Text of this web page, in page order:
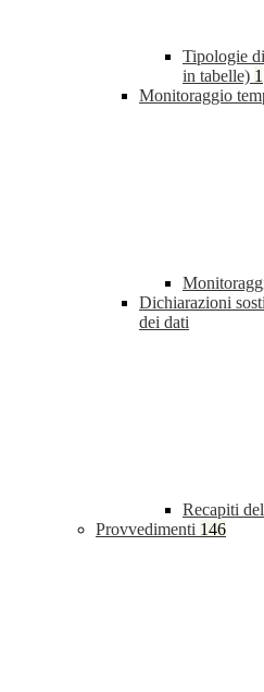
Tipologie
in tabelle) 1
Monitoraggio
Dichiarazioni
dei dati
Recapiti
Provvedimenti 146